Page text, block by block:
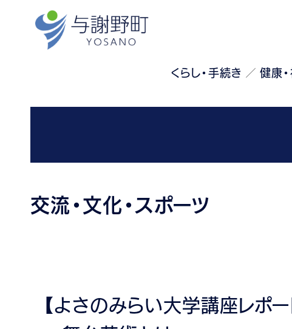
くらし・手続き 健康
交流・文化・スポーツ
【よさのみらい大学講座レポ